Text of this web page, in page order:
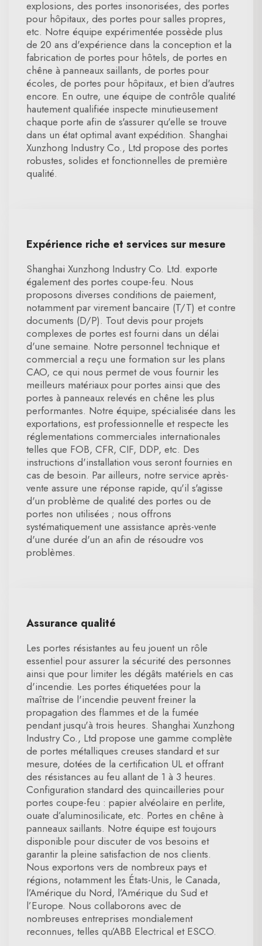
explosions, des portes insonorisées, des portes
pour hôpitaux, des portes pour salles propres,
etc. Notre équipe expérimentée possède plus
de 20 ans d'expérience dans la conception et la
fabrication de portes pour hôtels, de portes en
chêne à panneaux saillants, de portes pour
écoles, de portes pour hôpitaux, et bien d'autres
encore. En outre, une équipe de contrôle qualité
hautement qualifiée inspecte minutieusement
chaque porte afin de s'assurer qu'elle se trouve
dans un état optimal avant expédition. Shanghai
Xunzhong Industry Co., Ltd propose des portes
robustes, solides et fonctionnelles de première
qualité.
Expérience riche et services sur mesure
Shanghai Xunzhong Industry Co. Ltd. exporte
également des portes coupe-feu. Nous
proposons diverses conditions de paiement,
notamment par virement bancaire (T/T) et contre
documents (D/P). Tout devis pour projets
complexes de portes est fourni dans un délai
d'une semaine. Notre personnel technique et
commercial a reçu une formation sur les plans
CAO, ce qui nous permet de vous fournir les
meilleurs matériaux pour portes ainsi que des
portes à panneaux relevés en chêne les plus
performantes. Notre équipe, spécialisée dans les
exportations, est professionnelle et respecte les
réglementations commerciales internationales
telles que FOB, CFR, CIF, DDP, etc. Des
instructions d'installation vous seront fournies en
cas de besoin. Par ailleurs, notre service après-
vente assure une réponse rapide, qu'il s'agisse
d'un problème de qualité des portes ou de
portes non utilisées ; nous offrons
systématiquement une assistance après-vente
d'une durée d'un an afin de résoudre vos
problèmes.
Assurance qualité
Les portes résistantes au feu jouent un rôle
essentiel pour assurer la sécurité des personnes
ainsi que pour limiter les dégâts matériels en cas
d'incendie. Les portes étiquetées pour la
maîtrise de l'incendie peuvent freiner la
propagation des flammes et de la fumée
pendant jusqu'à trois heures. Shanghai Xunzhong
Industry Co., Ltd propose une gamme complète
de portes métalliques creuses standard et sur
mesure, dotées de la certification UL et offrant
des résistances au feu allant de 1 à 3 heures.
Configuration standard des quincailleries pour
portes coupe-feu : papier alvéolaire en perlite,
ouate d’aluminosilicate, etc. Portes en chêne à
panneaux saillants. Notre équipe est toujours
disponible pour discuter de vos besoins et
garantir la pleine satisfaction de nos clients.
Nous exportons vers de nombreux pays et
régions, notamment les États-Unis, le Canada,
l’Amérique du Nord, l’Amérique du Sud et
l’Europe. Nous collaborons avec de
nombreuses entreprises mondialement
reconnues, telles qu’ABB Electrical et ESCO.